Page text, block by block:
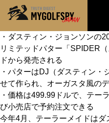
・ダスティン・ジョンソンの
リミテッドパター「SPIDER
ドから発売される
・パターはDJ（ダスティン・
せて作られ、オーガスタ風の
・価格は499.99ドルで、テー
び小売店で予約注文できる
今年4月、テーラーメイドは
MOST WANTED テストラン
NEW RELEASES 新製品情報
HOW TO ゴルフ上達・実践テ
LAB テスト・データ検証
※メーカー名やクラブ名など、検索
力してください。